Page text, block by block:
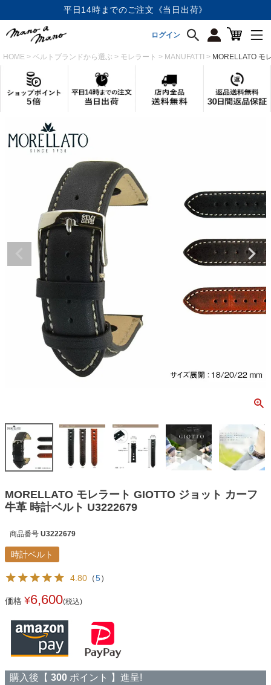
店内全品《送料無料》
ログイン
HOME ベルトブランドから選ぶ モレラート MANUFATTI MORELLATO モ
MORELLATO モレラート GIOTTO ジョット カーフ
牛革 時計ベルト U3222679
商品番号 U3222679
時計ベルト
4.80 （5）
価格 ¥6,600(税込)
購入後【 300 ポイント 】進呈!